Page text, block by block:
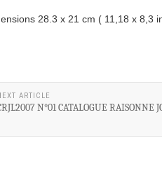
28.3 x 21 cm ( 11,18 x 8,3
ARTICLE
N°01 CATALOGUE RAISONNE